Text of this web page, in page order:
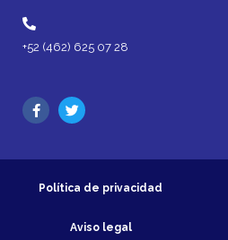
+52 (462) 625 07 28
Política de privacidad
Aviso legal